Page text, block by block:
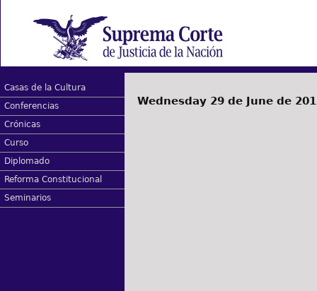
Casas de la Cultura
Conferencias
Crónicas
Curso
Diplomado
Reforma Constitucional
Seminarios
Wednesday 29 de June de